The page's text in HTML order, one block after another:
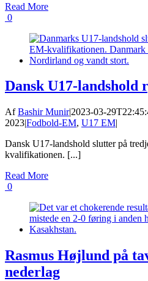
Read More
0
Dansk U17-landshold
AfBashir Munir|2023-03-
2023|Fodbold-EM, U17 EM|
Dansk U17-landshold slutter på
kvalifikationen. [...]
Read More
0
Rasmus Højlund på
nederlag